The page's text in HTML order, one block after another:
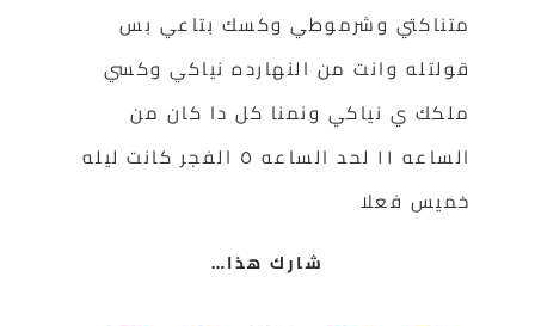
متناكتي وشرموطي وكسك بتاعي بس
قولتله وانت من النهارده نياكي وكسي
ملكك ي نياكي ونمنا كل دا كان من
الساعه ١١ لحد الساعه ٥ الفجر كانت ليله
خميس فعلا
شارك هذا…